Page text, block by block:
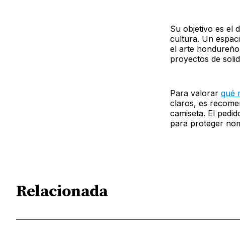
Su objetivo es el
cultura. Un
el arte
proyectos de
Para valorar qué
claros, es
camiseta. El
para proteger
Relacionada